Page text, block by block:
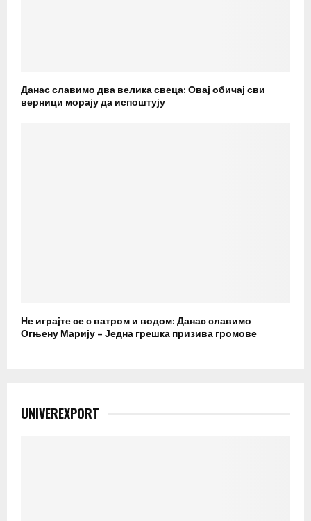
Данас славимо два велика свеца: Овај обичај сви
верници морају да испоштују
Не играјте се с ватром и водом: Данас славимо
Огњену Марију – Једна грешка призива громове
UNIVEREXPORT